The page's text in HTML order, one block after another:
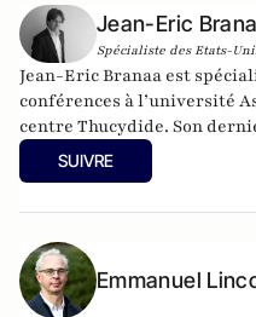
Jean-Eric
Spécialiste des Etats-
Jean-Eric Branaa est
conférences à l’université
centre Thucydide. Son
Harris, l'Amérique du futur
collection Chronos, poche,
Trump(Passy, 2016),
divisée(Privat, 2017),1968:
gronde(Privat, 2018),
SUIVRE
Emmanuel